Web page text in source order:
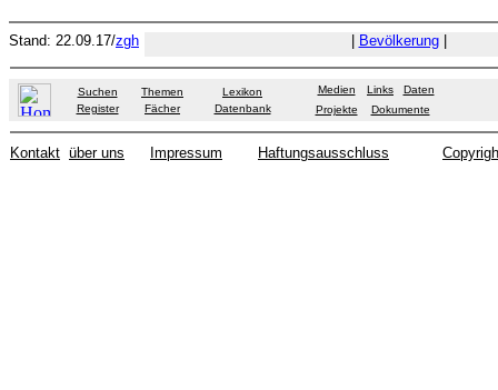
Stand: 22.09.17/zgh Bevölkerung|
Suchen Themen
Lexikon
Register
Fächer Datenbank
Medien Links
Daten
Projekte
Dokumente
Kontakt über uns Impressum Haftungsausschluss